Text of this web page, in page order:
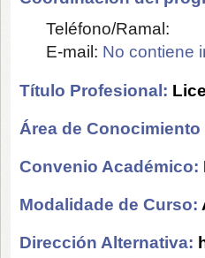
Teléfono/Ramal:
E-mail: No contiene
Título Profesional:
Área de Conocimiento
Convenio Académico:
Modalidade de Curso:
Dirección Alternativa: